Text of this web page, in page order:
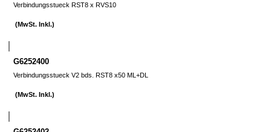
Verbindungsstueck RST8 x RVS10
(MwSt. Inkl.)
G6252400
Verbindungsstueck V2 bds. RST8 x50 ML+DL
(MwSt. Inkl.)